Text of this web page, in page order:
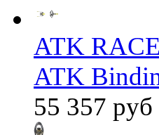
ATK
ATK
55 357 руб